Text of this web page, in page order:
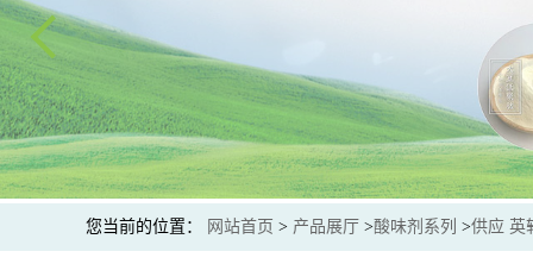
您当前的位置： 网站首页 > 产品展厅 >酸味剂系列 >供应 英